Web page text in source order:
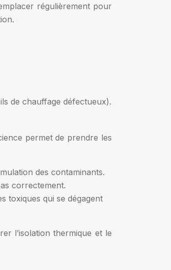
régulièrement pour
de chauffage défectueux).
permet de prendre les
des contaminants.
correctement.
toxiques qui se dégagent
l’isolation thermique et le